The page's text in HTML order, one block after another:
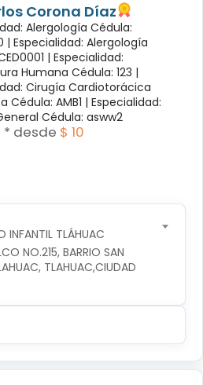
Corona Díaz
Alergología Cédula:
| Especialidad: Alergología
| Especialidad:
Humana Cédula: 123 |
Cirugía Cardiotorácica
Cédula: AMB1 | Especialidad:
Cédula: asww2
* desde $ 10
INFANTIL TLÁHUAC
NO.215, BARRIO SAN
TLAHUAC,CIUDAD